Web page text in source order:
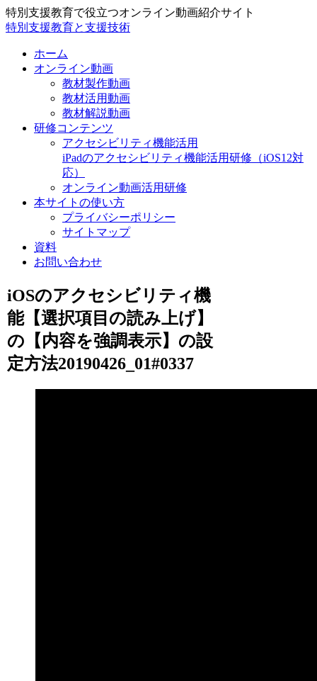
特別支援教育で役立つオンライン動画紹介サイト
特別支援教育と支援技術
ホーム
オンライン動画
教材製作動画
教材活用動画
教材解説動画
研修コンテンツ
アクセシビリティ機能活用
iPadのアクセシビリティ機能活用研修（iOS12対
応）
オンライン動画活用研修
本サイトの使い方
プライバシーポリシー
サイトマップ
資料
お問い合わせ
iOSのアクセシビリティ機
能【選択項目の読み上げ】
の【内容を強調表示】の設
定方法20190426_01#0337